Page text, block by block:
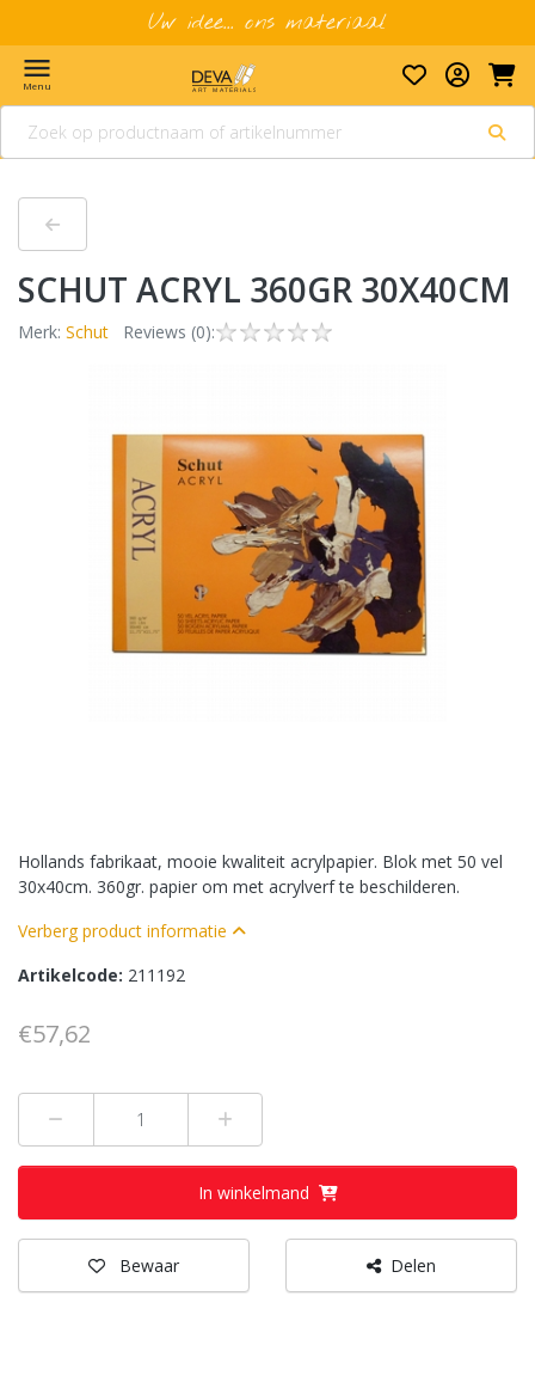
Uw idee... ons materiaal
menu
Menu
SCHUT ACRYL 360GR 30X40CM
Merk: Schut Reviews (0):
Hollands fabrikaat, mooie kwaliteit acrylpapier. Blok met 50 vel
30x40cm. 360gr. papier om met acrylverf te beschilderen.
Verberg product informatie
Artikelcode: 211192
€57,62
In winkelmand
Bewaar Delen